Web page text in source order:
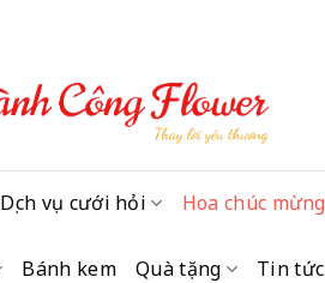
Dịch vụ cưới hỏi Hoa chúc mừng
Bánh kem Quà tặng Tin tức